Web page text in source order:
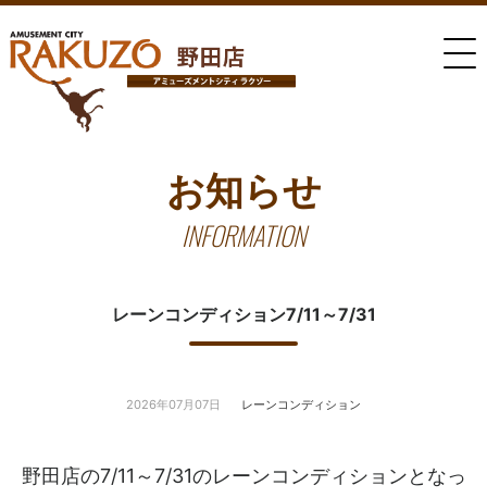
お知らせ
INFORMATION
レーンコンディション7/11～7/31
2026年07月07日 レーンコンディション
野田店の7/11～7/31のレーンコンディションとなっ